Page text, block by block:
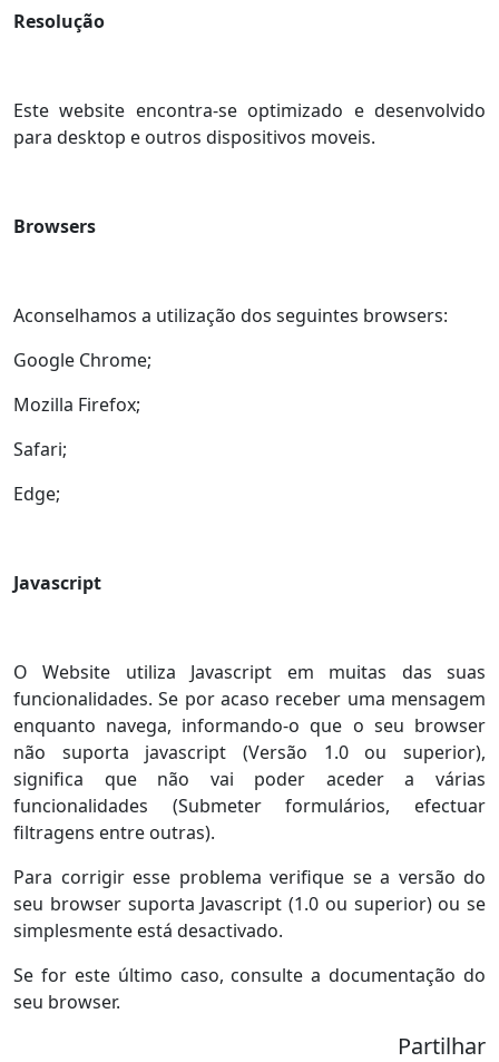
Resolução
Este website encontra-se optimizado e desenvolvido
para desktop e outros dispositivos moveis.
Browsers
Aconselhamos a utilização dos seguintes browsers:
Google Chrome;
Mozilla Firefox;
Safari;
Edge;
Javascript
O Website utiliza Javascript em muitas das suas
funcionalidades. Se por acaso receber uma mensagem
enquanto navega, informando-o que o seu browser
não suporta javascript (Versão 1.0 ou superior),
significa que não vai poder aceder a várias
funcionalidades (Submeter formulários, efectuar
filtragens entre outras).
Para corrigir esse problema verifique se a versão do
seu browser suporta Javascript (1.0 ou superior) ou se
simplesmente está desactivado.
Se for este último caso, consulte a documentação do
seu browser.
Partilhar